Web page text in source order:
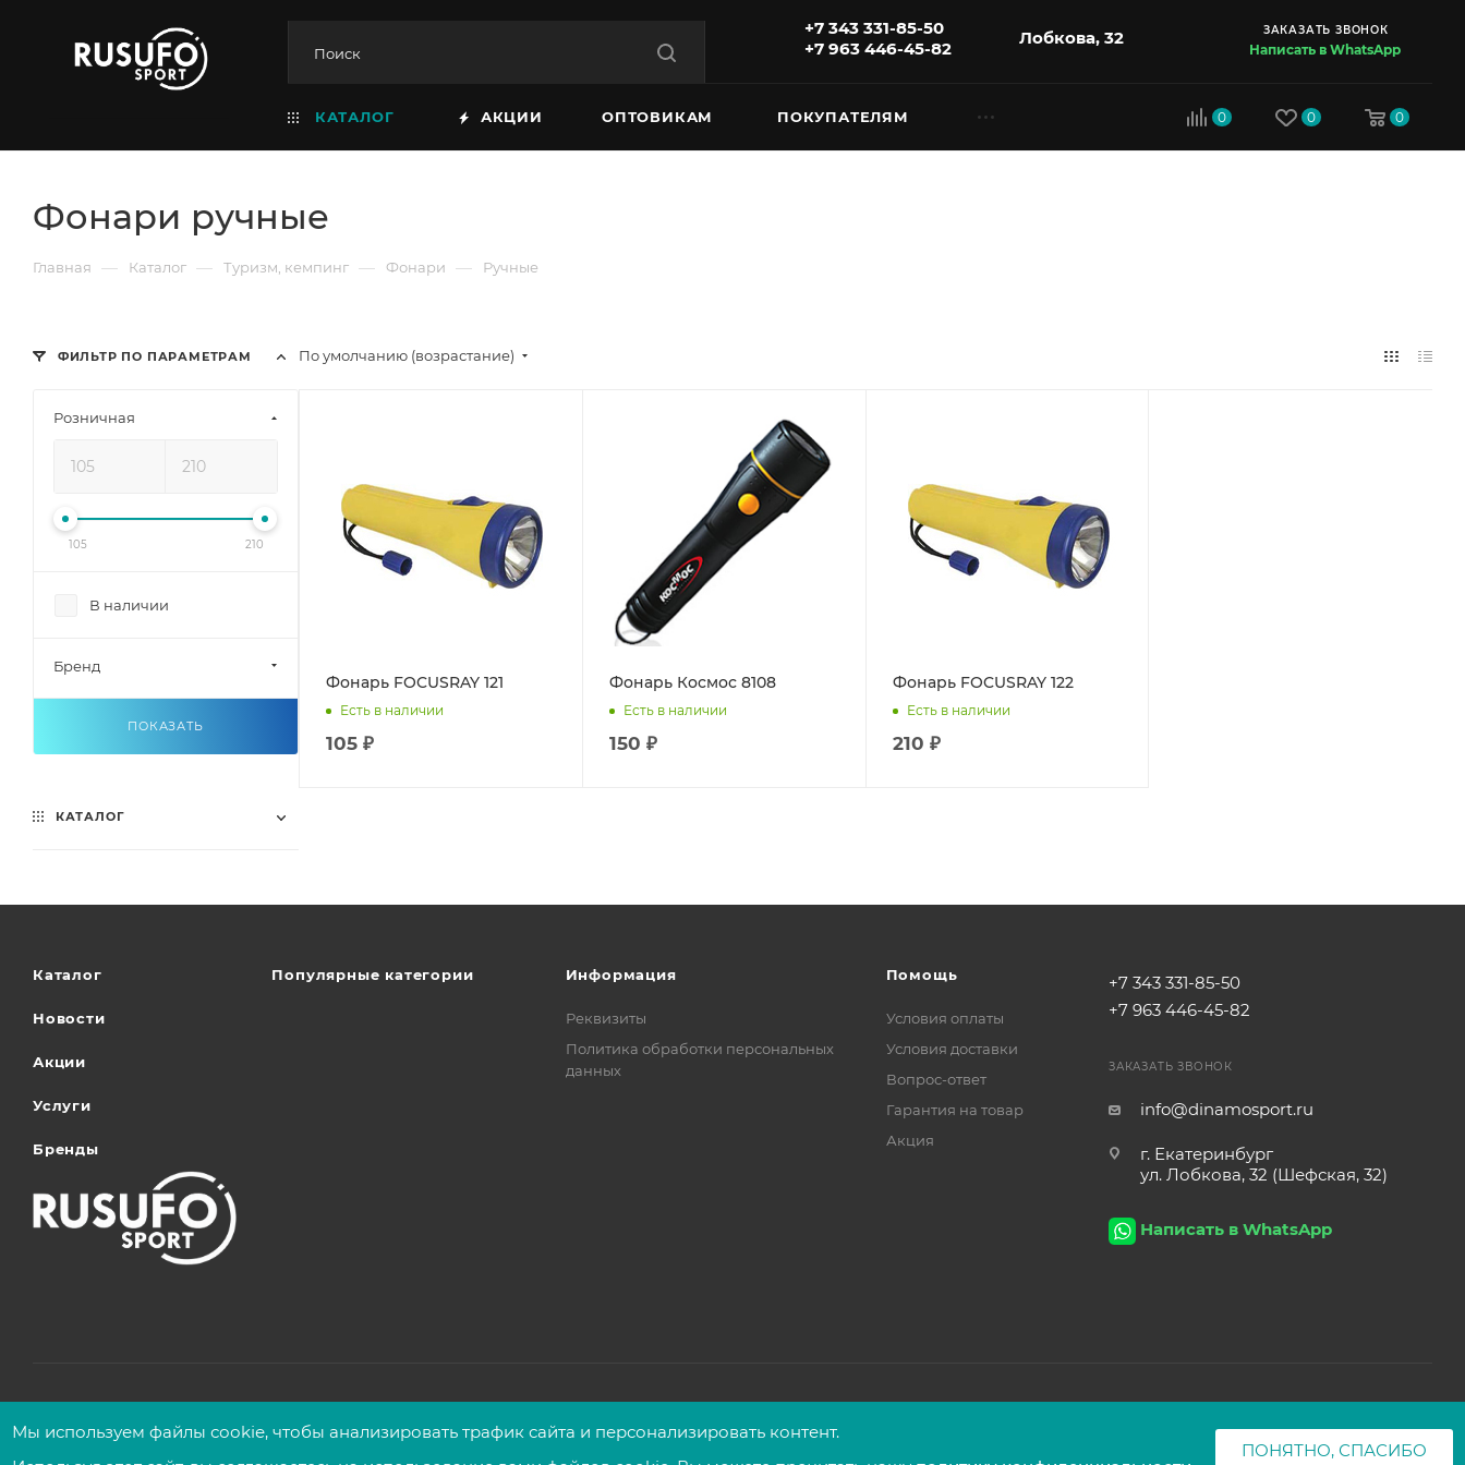
+7 343 331-85-50
+7 963 446-45-82
Лобкова, 32 ЗАКАЗАТЬ ЗВОНОК
Написать в WhatsApp
0 0 0
КАТАЛОГ АКЦИИ ОПТОВИКАМ ПОКУПАТЕЛЯМ
Фонари ручные
Главная — Каталог — Туризм, кемпинг — Фонари — Ручные
По умолчанию (возрастание)
Фонарь FOCUSRAY 121
Есть в наличии
105 ₽
Фонарь Космос 8108
Есть в наличии
150 ₽
Фонарь FOCUSRAY 122
Есть в наличии
210 ₽
ФИЛЬТР ПО ПАРАМЕТРАМ
Розничная
105 210
В наличии
Бренд
ПОКАЗАТЬ
КАТАЛОГ
Каталог
Новости
Акции
Услуги
Бренды
Популярные категории Информация
Реквизиты
Политика обработки персональных
данных
Помощь
Условия оплаты
Условия доставки
Вопрос-ответ
Гарантия на товар
Акция
+7 343 331-85-50
+7 963 446-45-82
ЗАКАЗАТЬ ЗВОНОК
info@dinamosport.ru
г. Екатеринбург
ул. Лобкова, 32 (Шефская, 32)
Написать в WhatsApp
© Сеть магазинов UFOsport
Мы используем файлы сооkіе, чтобы анализировать трафик сайта и персонализировать контент.
ПОНЯТНО, СПАСИБО